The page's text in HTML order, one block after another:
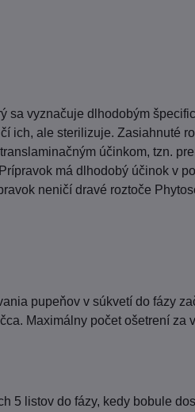
sa vyznačuje dlhodobým
ich, ale sterilizuje. Zasiahnuté
účinkom, tzn.
má dlhodobý účinok v
neničí dravé roztoče
pupeňov v súkvetí do fázy
Maximálny počet ošetrení
5 listov do fázy, kedy bobule